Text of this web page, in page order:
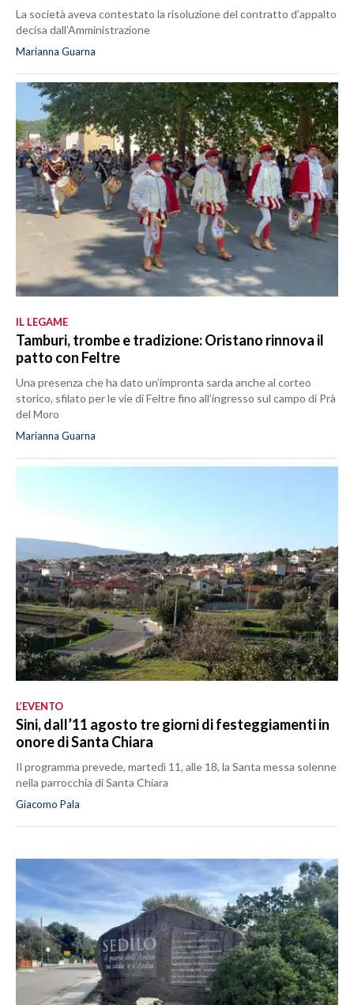
La società aveva contestato la risoluzione del contratto d’appalto
decisa dall’Amministrazione
Marianna Guarna
IL LEGAME
Tamburi, trombe e tradizione: Oristano rinnova il
patto con Feltre
Una presenza che ha dato un’impronta sarda anche al corteo
storico, sfilato per le vie di Feltre fino all’ingresso sul campo di Prà
del Moro
Marianna Guarna
L’EVENTO
Sini, dall’11 agosto tre giorni di festeggiamenti in
onore di Santa Chiara
Il programma prevede, martedì 11, alle 18, la Santa messa solenne
nella parrocchia di Santa Chiara
Giacomo Pala